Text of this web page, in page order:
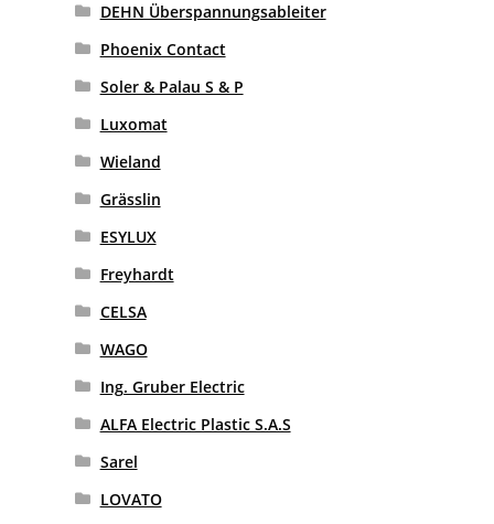
DEHN Überspannungsableiter
Phoenix Contact
Soler & Palau S & P
Luxomat
Wieland
Grässlin
ESYLUX
Freyhardt
CELSA
WAGO
Ing. Gruber Electric
ALFA Electric Plastic S.A.S
Sarel
LOVATO